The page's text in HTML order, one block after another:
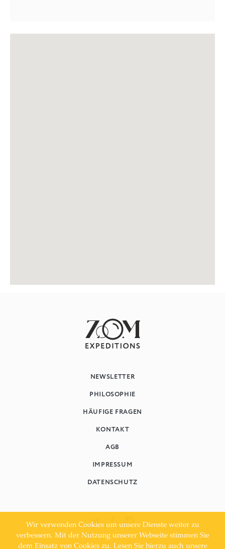
NEWSLETTER
PHILOSOPHIE
HÄUFIGE FRAGEN
KONTAKT
AGB
IMPRESSUM
DATENSCHUTZ
Wir verwenden Cookies um unsere Dienste weiter zu
verbessern. Mit der Nutzung unserer Webseite stimmen Sie
dem Einsatz von Cookies zu. Lesen Sie hierzu auch unsere